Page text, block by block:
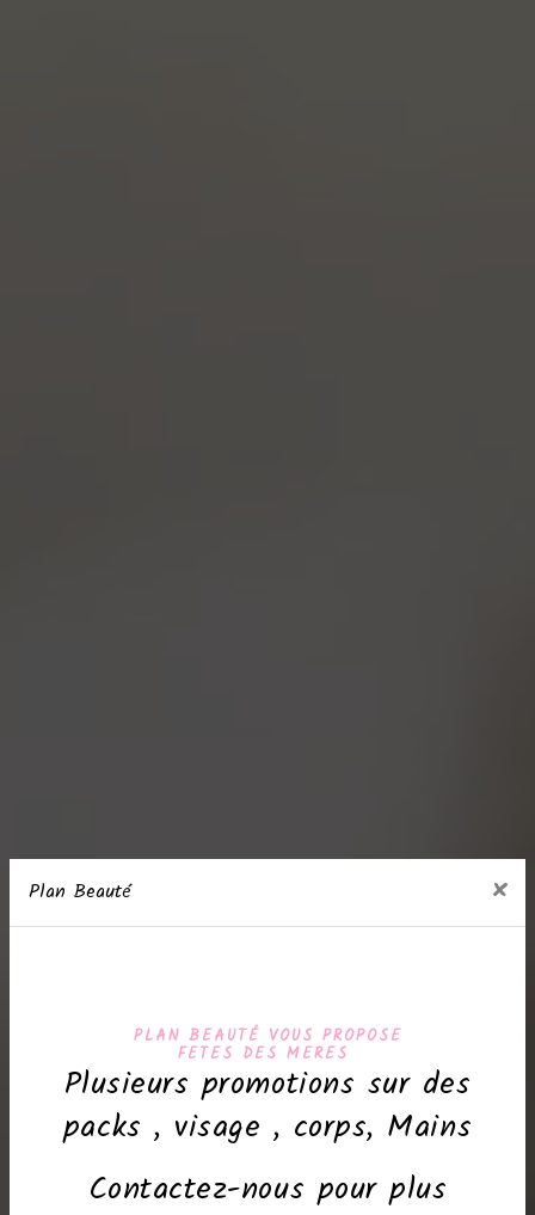
Plan Beauté ×
PLAN BEAUTÉ VOUS PROPOSE
FETES DES MERES
Plusieurs promotions sur des
packs , visage , corps, Mains
Contactez-nous pour plus